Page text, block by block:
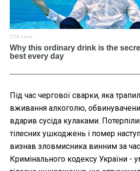
Під час чергової сварки, яка
вживання алкоголю,
вдарив сусіда кулаками.
тілесних ушкоджень і помер
визнав зловмисника винним за
Кримінального кодексу України -